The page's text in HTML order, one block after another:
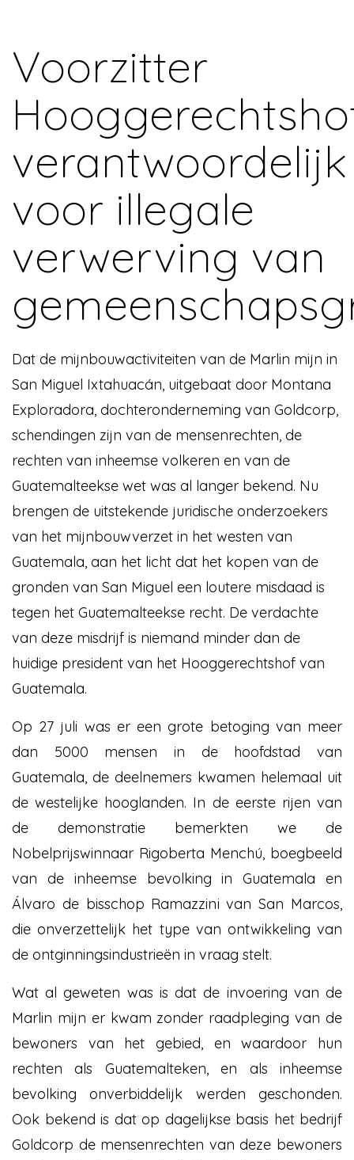
Voorzitter
verantwoordelijk
voor illegale
verwerving van
Dat de mijnbouwactiviteiten van de Marlin mijn in
San Miguel Ixtahuacán, uitgebaat door Montana
Exploradora, dochteronderneming van Goldcorp,
schendingen zijn van de mensenrechten, de
rechten van inheemse volkeren en van de
Guatemalteekse wet was al langer bekend. Nu
brengen de uitstekende juridische onderzoekers
van het mijnbouwverzet in het westen van
Guatemala, aan het licht dat het kopen van de
gronden van San Miguel een loutere misdaad is
tegen het Guatemalteekse recht. De verdachte
van deze misdrijf is niemand minder dan de
huidige president van het Hooggerechtshof van
Guatemala.
Op 27 juli was er een grote betoging van meer
dan 5000 mensen in de hoofdstad van
Guatemala, de deelnemers kwamen helemaal uit
de westelijke hooglanden. In de eerste rijen van
de demonstratie bemerkten we de
Nobelprijswinnaar Rigoberta Menchú, boegbeeld
van de inheemse bevolking in Guatemala en
Álvaro de bisschop Ramazzini van San Marcos,
die onverzettelijk het type van ontwikkeling van
de ontginningsindustrieën in vraag stelt.
Wat al geweten was is dat de invoering van de
Marlin mijn er kwam zonder raadpleging van de
bewoners van het gebied, en waardoor hun
rechten als Guatemalteken, en als inheemse
bevolking onverbiddelijk werden geschonden.
Ook bekend is dat op dagelijkse basis het bedrijf
Goldcorp de mensenrechten van deze bewoners